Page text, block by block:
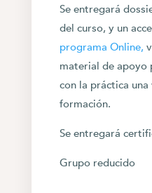
Se entregará
del curso, y un
programa Online,
material de apoyo
con la práctica
formación.
Se entregará
Grupo reducido